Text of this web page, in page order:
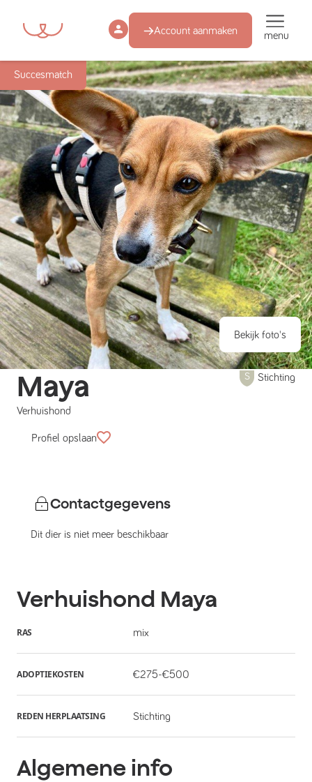
Account aanmaken menu
Succesmatch
Bekijk foto's
Maya
Verhuishond
Stichting
Profiel opslaan
Contactgegevens
Dit dier is niet meer beschikbaar
Verhuishond Maya
RAS mix
ADOPTIEKOSTEN €275-€500
REDEN HERPLAATSING Stichting
Algemene info